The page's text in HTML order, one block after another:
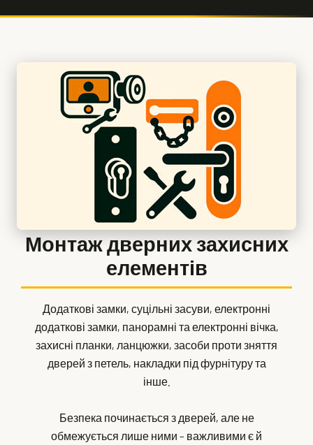
Монтаж дверних захисних
елементів
Додаткові замки, суцільні засуви, електронні
додаткові замки, панорамні та електронні вічка,
захисні планки, ланцюжки, засоби проти зняття
дверей з петель, накладки під фурнітуру та
інше.
Безпека починається з дверей, але не
обмежується лише ними – важливими є й